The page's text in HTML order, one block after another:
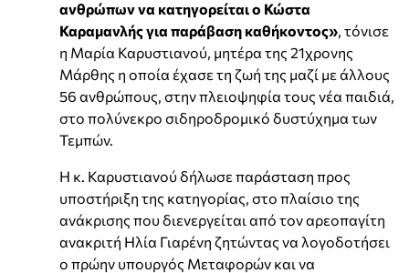
ανθρώπων να κατηγορείται ο Κώστα
Καραμανλής για παράβαση καθήκοντος» , τόνισε
η Μαρία Καρυστιανού, μητέρα της 21χρονης
Μάρθης η οποία έχασε τη ζωή της μαζί με άλλους
56 ανθρώπους, στην πλειοψηφία τους νέα παιδιά,
στο πολύνεκρο σιδηροδρομικό δυστύχημα των
Τεμπών.
Η κ. Καρυστιανού δήλωσε παράσταση προς
υποστήριξη της κατηγορίας, στο πλαίσιο της
ανάκρισης που διενεργείται από τον αρεοπαγίτη
ανακριτή Ηλία Γιαρένη ζητώντας να λογοδοτήσει
ο πρώην υπουργός Μεταφορών και να